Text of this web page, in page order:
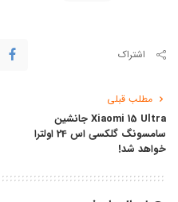
اشتراک
مطلب قبلی
Xiaomi 15 Ultra جانشین
سامسونگ گلکسی اس 24 اولترا
خواهد شد!